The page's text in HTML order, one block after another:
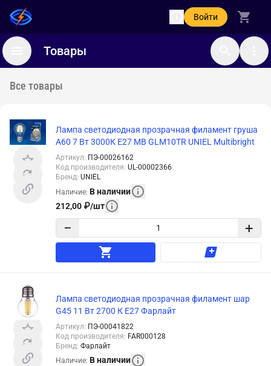
Войти
Товары
Все товары
Лампа светодиодная прозрачная филамент груша
A60 7 Вт 3000К E27 MB GLM10TR UNIEL Multibright
Артикул: ПЭ-00026162
Код производителя: UL-00002366
Бренд: UNIEL
Наличие: В наличии
212,00 ₽/шт
− +
Лампа светодиодная прозрачная филамент шар
G45 11 Вт 2700 К Е27 Фарлайт
Артикул: ПЭ-00041822
Код производителя: FAR000128
Бренд: Фарлайт
Наличие: В наличии